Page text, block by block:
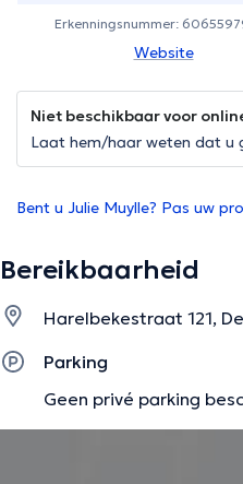
Erkenningsnummer:
Website
Niet beschikbaar voor
Laat hem/haar weten dat u
Bent u Julie Muylle? Pas uw
Bereikbaarheid
Harelbekestraat 121,
Parking
Geen privé parking